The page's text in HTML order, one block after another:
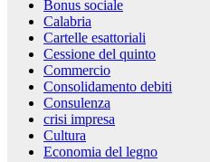
Bonus sociale
Calabria
Cartelle esattoriali
Cessione del quinto
Commercio
Consolidamento debiti
Consulenza
crisi impresa
Cultura
Economia del legno